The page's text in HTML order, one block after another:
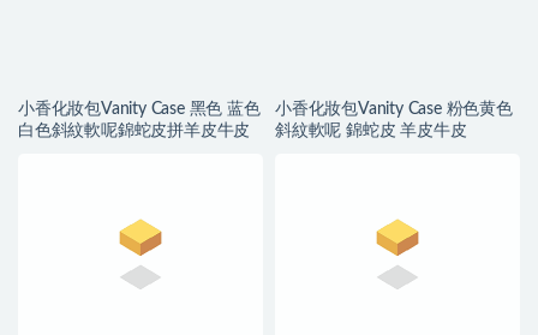
小香化妝包Vanity Case 黑色 蓝色
白色斜紋軟呢錦蛇皮拼羊皮牛皮
小香化妝包Vanity Case 粉色黄色
斜紋軟呢 錦蛇皮 羊皮牛皮